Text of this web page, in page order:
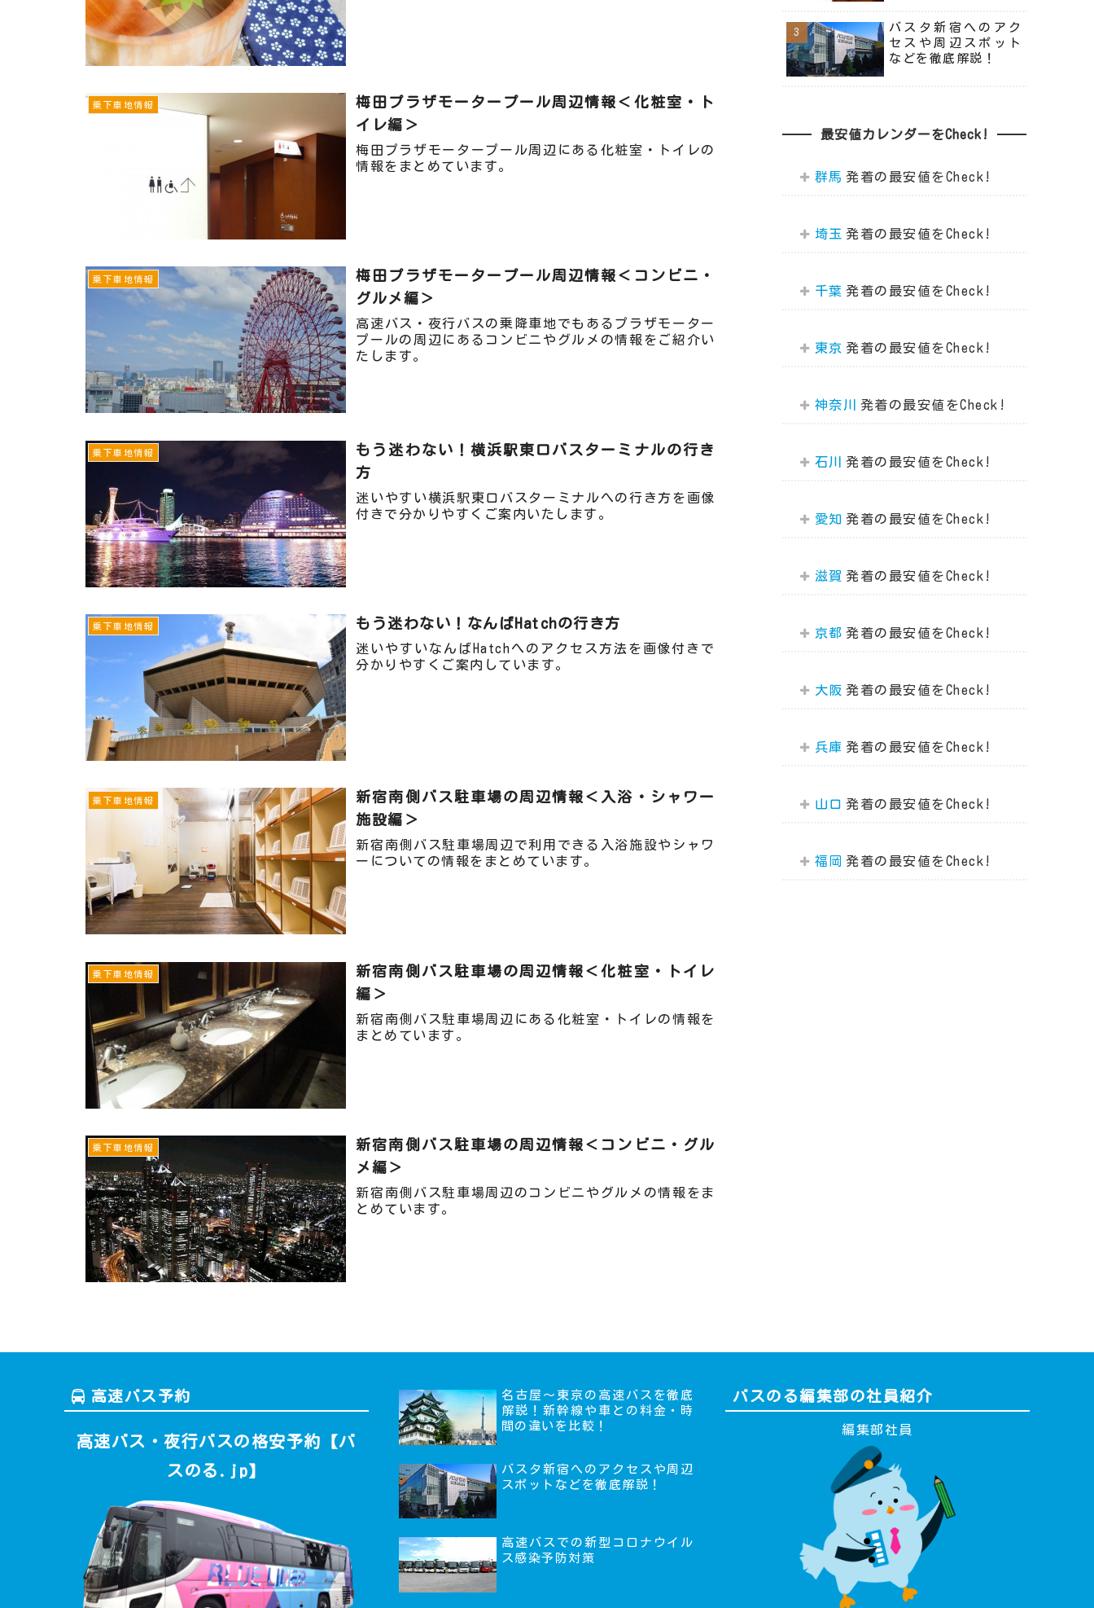
乗下車地情報
梅田プラザモータープール周辺情報＜化粧室・ト
イレ編＞
梅田プラザモータープール周辺にある化粧室・トイレの
情報をまとめています。
乗下車地情報
梅田プラザモータープール周辺情報＜コンビニ・
グルメ編＞
高速バス・夜行バスの乗降車地でもあるプラザモーター
プールの周辺にあるコンビニやグルメの情報をご紹介い
たします。
乗下車地情報
もう迷わない！横浜駅東口バスターミナルの行き
方
迷いやすい横浜駅東口バスターミナルへの行き方を画像
付きで分かりやすくご案内いたします。
乗下車地情報 もう迷わない！なんばHatchの行き方
迷いやすいなんばHatchへのアクセス方法を画像付きで
分かりやすくご案内しています。
乗下車地情報
新宿南側バス駐車場の周辺情報＜入浴・シャワー
施設編＞
新宿南側バス駐車場周辺で利用できる入浴施設やシャワ
ーについての情報をまとめています。
乗下車地情報
新宿南側バス駐車場の周辺情報＜化粧室・トイレ
編＞
新宿南側バス駐車場周辺にある化粧室・トイレの情報を
まとめています。
乗下車地情報
新宿南側バス駐車場の周辺情報＜コンビニ・グル
メ編＞
新宿南側バス駐車場周辺のコンビニやグルメの情報をま
とめています。
バスタ新宿へのアク
セスや周辺スポット
などを徹底解説！
最安値カレンダーをCheck!
群馬
埼玉
千葉
東京
神奈川
石川
愛知
滋賀
京都
大阪
兵庫
山口
福岡
高速バス予約
高速バス・夜行バスの格安予約【バ
スのる.jp】
名古屋～東京の高速バスを徹底
解説！新幹線や車との料金・時
間の違いを比較！
バスタ新宿へのアクセスや周辺
スポットなどを徹底解説！
高速バスでの新型コロナウイル
ス感染予防対策
バスのる編集部の社員紹介
編集部社員